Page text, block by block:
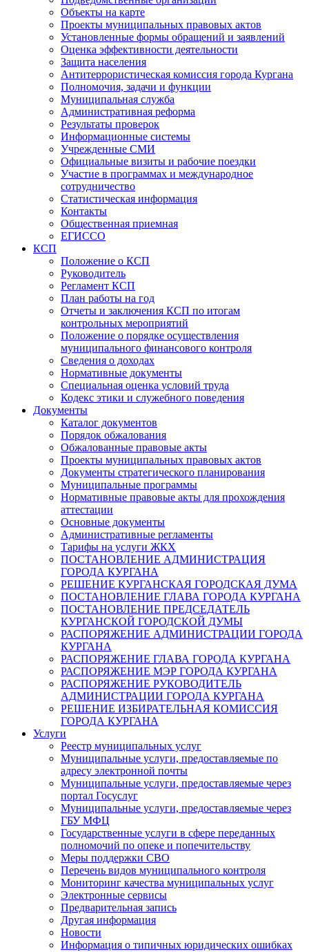
Объекты на карте
Проекты муниципальных правовых актов
Установленные формы обращений и заявлений
Оценка эффективности деятельности
Защита населения
Антитеррористическая комиссия города Кургана
Полномочия, задачи и функции
Муниципальная служба
Административная реформа
Результаты проверок
Информационные системы
Учрежденные СМИ
Официальные визиты и рабочие поездки
Участие в программах и международное
сотрудничество
Статистическая информация
Контакты
Общественная приемная
ЕГИССО
КСП
Положение о КСП
Руководитель
Регламент КСП
План работы на год
Отчеты и заключения КСП по итогам
контрольных мероприятий
Положение о порядке осуществления
муниципального финансового контроля
Сведения о доходах
Нормативные документы
Специальная оценка условий труда
Кодекс этики и служебного поведения
Документы
Каталог документов
Порядок обжалования
Обжалованные правовые акты
Проекты муниципальных правовых актов
Документы стратегического планирования
Муниципальные программы
Нормативные правовые акты для прохождения
аттестации
Основные документы
Административные регламенты
Тарифы на услуги ЖКХ
ПОСТАНОВЛЕНИЕ АДМИНИСТРАЦИЯ
ГОРОДА КУРГАНА
РЕШЕНИЕ КУРГАНСКАЯ ГОРОДСКАЯ ДУМА
ПОСТАНОВЛЕНИЕ ГЛАВА ГОРОДА КУРГАНА
ПОСТАНОВЛЕНИЕ ПРЕДСЕДАТЕЛЬ
КУРГАНСКОЙ ГОРОДСКОЙ ДУМЫ
РАСПОРЯЖЕНИЕ АДМИНИСТРАЦИИ ГОРОДА
КУРГАНА
РАСПОРЯЖЕНИЕ ГЛАВА ГОРОДА КУРГАНА
РАСПОРЯЖЕНИЕ МЭР ГОРОДА КУРГАНА
РАСПОРЯЖЕНИЕ РУКОВОДИТЕЛЬ
АДМИНИСТРАЦИИ ГОРОДА КУРГАНА
РЕШЕНИЕ ИЗБИРАТЕЛЬНАЯ КОМИССИЯ
ГОРОДА КУРГАНА
Услуги
Реестр муниципальных услуг
Муниципальные услуги, предоставляемые по
адресу электронной почты
Муниципальные услуги, предоставляемые через
портал Госуслуг
Муниципальные услуги, предоставляемые через
ГБУ МФЦ
Государственные услуги в сфере переданных
полномочий по опеке и попечительству
Меры поддержки СВО
Перечень видов муниципального контроля
Мониторинг качества муниципальных услуг
Электронные сервисы
Предварительная запись
Другая информация
Новости
Информация о типичных юридических ошибках